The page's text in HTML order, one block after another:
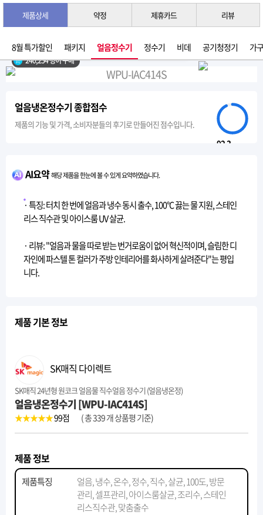
8월 특가할인 패키지 얼음정수기 정수기 비데 공기청정기 가구
제품상세 약정 제휴카드 리뷰
3초 간편 견적 받기 →
2026년 07월 생산
240,254 명이 구매
얼음냉온정수기 종합점수
제품의 기능 및 가격, 소비자분들의 후기로 만들어진 점수입니다.
92.3
AI요약해당 제품을 한눈에 볼 수 있게 요약하였습니다.
· 특징: 터치 한 번에 얼음과 냉수 동시 출수, 100°C 끓는 물 지원, 스테인
리스 직수관 및 아이스룸 UV 살균.
· 리뷰: "얼음과 물을 따로 받는 번거로움이 없어 혁신적이며, 슬림한 디
자인에 파스텔 톤 컬러가 주방 인테리어를 화사하게 살려준다"는 평입
니다.
제품 기본 정보
SK매직 다이렉트
SK매직 24년형 원코크 얼음물 직수얼음 정수기 (얼음냉온정)
얼음냉온정수기 [WPU-IAC414S]
★★★★★99점 ( 총 339 개 상품평 기준)
제품 정보
제품특징
얼음, 냉수, 온수, 정수, 직수, 살균, 100도, 방문
관리, 셀프관리, 아이스룸살균, 조리수, 스테인
리스직수관, 맞춤출수